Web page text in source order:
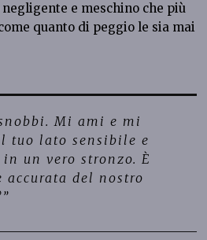
e meschino che più
quanto di peggio le sia mai
Mi ami e mi
tuo lato sensibile e
un vero stronzo. È
accurata del nostro